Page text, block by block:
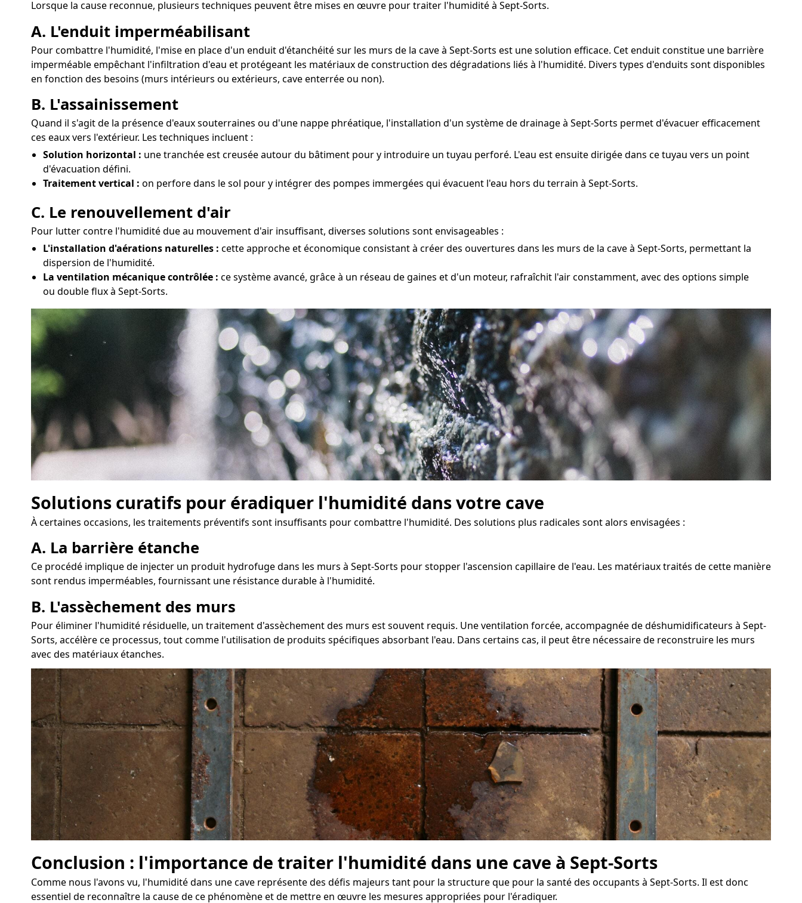
Lorsque la cause reconnue, plusieurs techniques peuvent être mises en œuvre pour traiter l'humidité à Sept-Sorts.
A. L'enduit imperméabilisant
Pour combattre l'humidité, l'mise en place d'un enduit d'étanchéité sur les murs de la cave à Sept-Sorts est une solution efficace. Cet enduit constitue une barrière
imperméable empêchant l'infiltration d'eau et protégeant les matériaux de construction des dégradations liés à l'humidité. Divers types d'enduits sont disponibles
en fonction des besoins (murs intérieurs ou extérieurs, cave enterrée ou non).
B. L'assainissement
Quand il s'agit de la présence d'eaux souterraines ou d'une nappe phréatique, l'installation d'un système de drainage à Sept-Sorts permet d'évacuer efficacement
ces eaux vers l'extérieur. Les techniques incluent :
Solution horizontal : une tranchée est creusée autour du bâtiment pour y introduire un tuyau perforé. L'eau est ensuite dirigée dans ce tuyau vers un point
d'évacuation défini.
Traitement vertical : on perfore dans le sol pour y intégrer des pompes immergées qui évacuent l'eau hors du terrain à Sept-Sorts.
C. Le renouvellement d'air
Pour lutter contre l'humidité due au mouvement d'air insuffisant, diverses solutions sont envisageables :
L'installation d'aérations naturelles : cette approche et économique consistant à créer des ouvertures dans les murs de la cave à Sept-Sorts, permettant la
dispersion de l'humidité.
La ventilation mécanique contrôlée : ce système avancé, grâce à un réseau de gaines et d'un moteur, rafraîchit l'air constamment, avec des options simple
ou double flux à Sept-Sorts.
Solutions curatifs pour éradiquer l'humidité dans votre cave
À certaines occasions, les traitements préventifs sont insuffisants pour combattre l'humidité. Des solutions plus radicales sont alors envisagées :
A. La barrière étanche
Ce procédé implique de injecter un produit hydrofuge dans les murs à Sept-Sorts pour stopper l'ascension capillaire de l'eau. Les matériaux traités de cette manière
sont rendus imperméables, fournissant une résistance durable à l'humidité.
B. L'assèchement des murs
Pour éliminer l'humidité résiduelle, un traitement d'assèchement des murs est souvent requis. Une ventilation forcée, accompagnée de déshumidificateurs à Sept-
Sorts, accélère ce processus, tout comme l'utilisation de produits spécifiques absorbant l'eau. Dans certains cas, il peut être nécessaire de reconstruire les murs
avec des matériaux étanches.
Conclusion : l'importance de traiter l'humidité dans une cave à Sept-Sorts
Comme nous l'avons vu, l'humidité dans une cave représente des défis majeurs tant pour la structure que pour la santé des occupants à Sept-Sorts. Il est donc
essentiel de reconnaître la cause de ce phénomène et de mettre en œuvre les mesures appropriées pour l'éradiquer.